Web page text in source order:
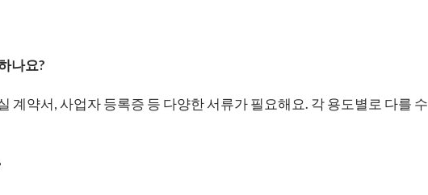
나요?
계약서, 사업자 등록증 등 다양한 서류가 필요해요. 각 용도별로 다를 수